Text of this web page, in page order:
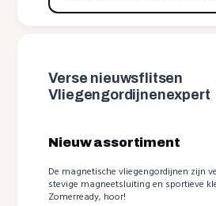
Verse nieuwsflitsen
Vliegengordijnenexpert
Nieuw assortiment
De magnetische vliegengordijnen zijn
stevige magneetsluiting en sportieve
Zomerready, hoor!